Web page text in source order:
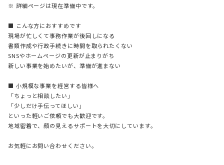
※ 詳細ページは現在準備中です。
■ こんな方におすすめです
現場が忙しくて事務作業が後回しになる
書類作成や行政手続きに時間を取られたくない
SNSやホームページの更新が止まりがち
新しい事業を始めたいが、準備が進まない
■ 小規模な事業を経営する皆様へ
「ちょっと相談したい」
「少しだけ手伝ってほしい」
といった軽いご依頼でも大歓迎です。
地域密着で、顔の見えるサポートを大切にしています。
お気軽にお問い合わせください。